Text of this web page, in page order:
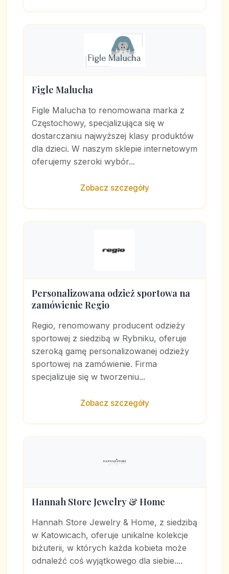
Figle Malucha
Figle Malucha to renomowana marka z
Częstochowy, specjalizująca się w
dostarczaniu najwyższej klasy produktów
dla dzieci. W naszym sklepie internetowym
oferujemy szeroki wybór...
Zobacz szczegóły
Personalizowana odzież sportowa na
zamówienie Regio
Regio, renomowany producent odzieży
sportowej z siedzibą w Rybniku, oferuje
szeroką gamę personalizowanej odzieży
sportowej na zamówienie. Firma
specjalizuje się w tworzeniu...
Zobacz szczegóły
Hannah Store Jewelry & Home
Hannah Store Jewelry & Home, z siedzibą
w Katowicach, oferuje unikalne kolekcje
biżuterii, w których każda kobieta może
odnaleźć coś wyjątkowego dla siebie....